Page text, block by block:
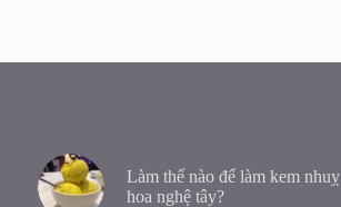
Làm thế nào để làm kem nhuỵ
hoa nghệ tây?